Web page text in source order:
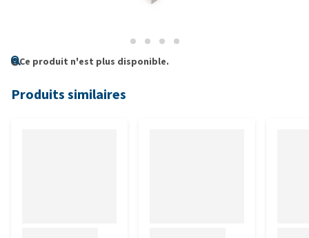
Ce produit n'est plus disponible.
Produits similaires